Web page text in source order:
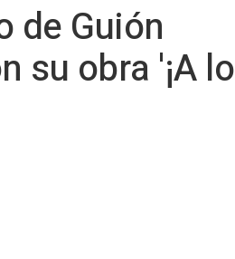
de Guión
su obra '¡A lo